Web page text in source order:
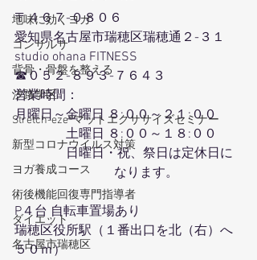
地味に効くヨガ
コンサルサ
背骨・骨盤を整える
汐路学区
Stretch-eze®マットエクササイズセミナー
新型コロナウイルス対策
ヨガ養成コース
術後機能回復専門指導者
ダイエット
名古屋市瑞穂区
〒４６７-０８０６
愛知県名古屋市瑞穂区瑞穂通２-３１
studio ohana FITNESS
☎０５２-８９３-７６４３
営業時間：
月曜日～金曜日 ８:００～２１:００
土曜日 ８:００～１８:００
日曜日・祝、祭日は定休日に
                               なります。
P４台 自転車置場あり
瑞穂区役所駅（１番出口を北（右）へ
５０ｍ）